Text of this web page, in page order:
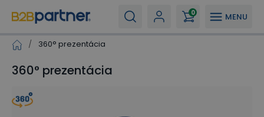
MENU
0
/ 360° prezentácia
360° prezentácia